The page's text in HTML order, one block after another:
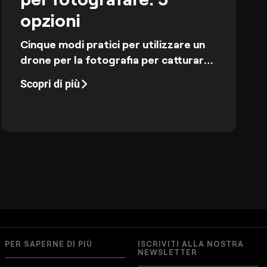
opzioni
Cinque modi pratici per utilizzare un
drone per la fotografia per catturare
composizione più forte e scatti aerei
Scopri di più
PER SAPERNE DI PIÙ
ISCRIVITI ALLA NOSTRA
NEWSLETTER